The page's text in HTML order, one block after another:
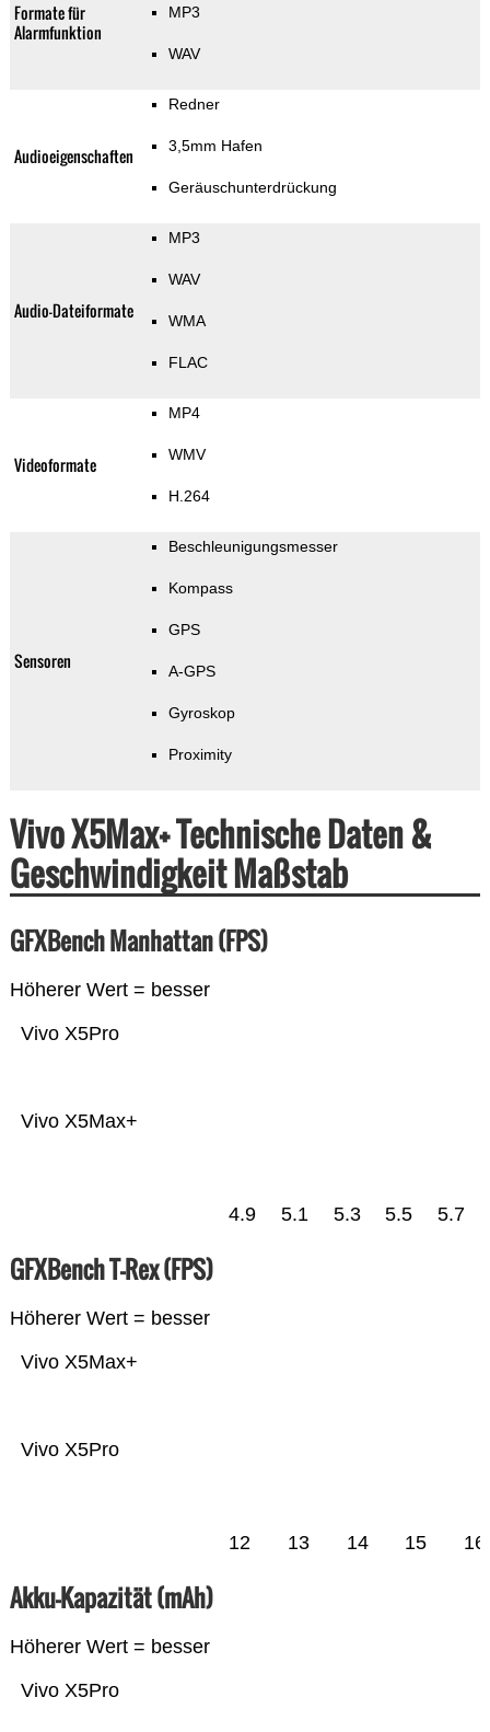
Formate für
Alarmfunktion
MP3
WAV
Audioeigenschaften
Redner
3,5mm Hafen
Geräuschunterdrückung
Audio-Dateiformate
MP3
WAV
WMA
FLAC
Videoformate
MP4
WMV
H.264
Sensoren
Beschleunigungsmesser
Kompass
GPS
A-GPS
Gyroskop
Proximity
Vivo X5Max+ Technische Daten &
Geschwindigkeit Maßstab
GFXBench Manhattan (FPS)
Höherer Wert = besser
Vivo X5Max+
Vivo X5Pro
4.9 5.1 5.3 5.5 5.7
GFXBench T-Rex (FPS)
Höherer Wert = besser
Vivo X5Pro
Vivo X5Max+
12 13 14 15 16
Akku-Kapazität (mAh)
Höherer Wert = besser
Vivo X5Pro